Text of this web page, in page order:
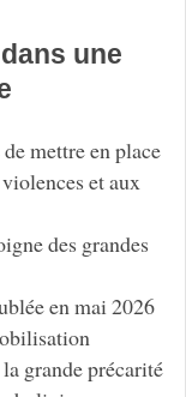
une
mettre en place
et aux
des grandes
en mai 2026
grande précarité